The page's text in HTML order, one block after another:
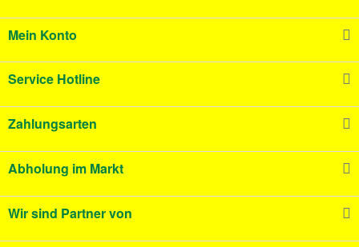
Mein Konto
Service Hotline
Zahlungsarten
Abholung im Markt
Wir sind Partner von